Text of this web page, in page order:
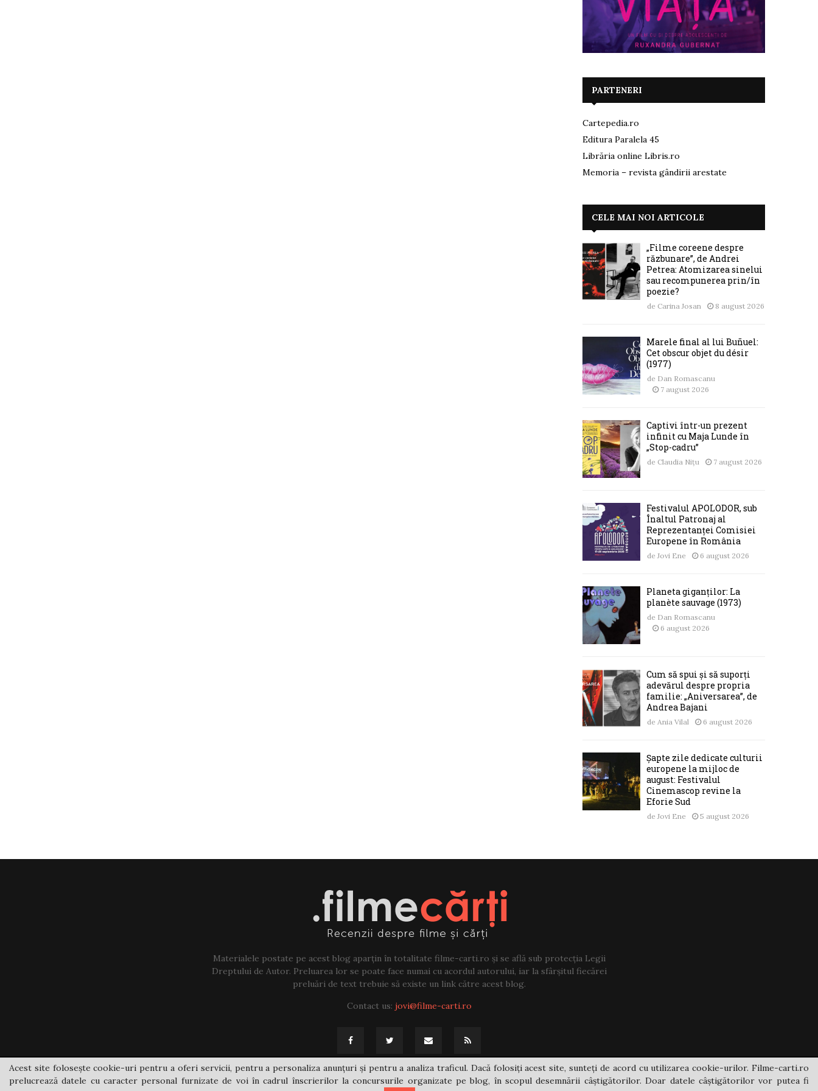
PARTENERI
Cartepedia.ro
Editura Paralela 45
Librăria online Libris.ro
Memoria – revista gândirii arestate
CELE MAI NOI ARTICOLE
„Filme coreene despre
răzbunare”, de Andrei
Petrea: Atomizarea sinelui
sau recompunerea prin/în
poezie?
de Carina Josan 8 august 2026
Marele final al lui Buñuel:
Cet obscur objet du désir
(1977)
de Dan Romascanu
7 august 2026
Captivi într-un prezent
infinit cu Maja Lunde în
„Stop-cadru”
de Claudia Nițu 7 august 2026
Festivalul APOLODOR, sub
Înaltul Patronaj al
Reprezentanței Comisiei
Europene în România
de Jovi Ene 6 august 2026
Planeta giganților: La
planète sauvage (1973)
de Dan Romascanu
6 august 2026
Cum să spui și să suporți
adevărul despre propria
familie: „Aniversarea”, de
Andrea Bajani
de Ania Vilal 6 august 2026
Șapte zile dedicate culturii
europene la mijloc de
august: Festivalul
Cinemascop revine la
Eforie Sud
de Jovi Ene 5 august 2026
Materialele postate pe acest blog aparțin în totalitate filme-carti.ro și se află sub protecția Legii
Dreptului de Autor. Preluarea lor se poate face numai cu acordul autorului, iar la sfârșitul fiecărei
preluări de text trebuie să existe un link către acest blog.
Contact us: jovi@filme-carti.ro
Acest site folosește cookie-uri pentru a oferi servicii, pentru a personaliza anunțuri și pentru a analiza traficul. Dacă folosiți acest site, sunteți de acord cu utilizarea cookie-urilor. Filme-carti.ro
prelucrează datele cu caracter personal furnizate de voi în cadrul înscrierilor la concursurile organizate pe blog, în scopul desemnării câștigătorilor. Doar datele câștigătorilor vor putea fi